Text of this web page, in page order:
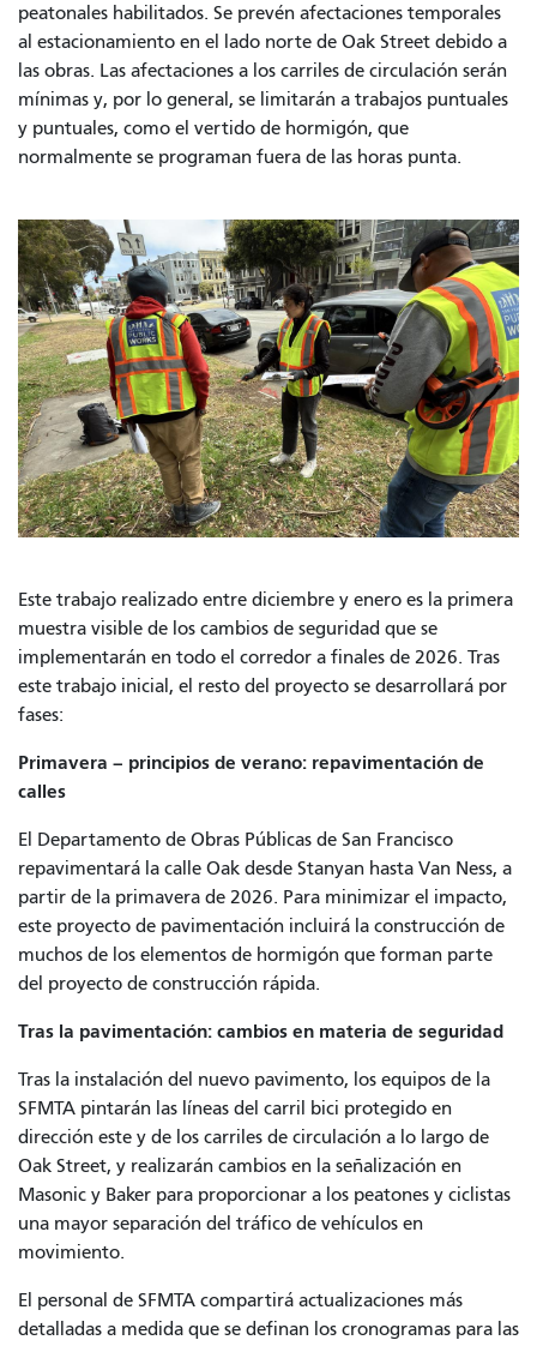
peatonales habilitados. Se prevén afectaciones temporales
al estacionamiento en el lado norte de Oak Street debido a
las obras. Las afectaciones a los carriles de circulación serán
mínimas y, por lo general, se limitarán a trabajos puntuales
y puntuales, como el vertido de hormigón, que
normalmente se programan fuera de las horas punta.
Este trabajo realizado entre diciembre y enero es la primera
muestra visible de los cambios de seguridad que se
implementarán en todo el corredor a finales de 2026. Tras
este trabajo inicial, el resto del proyecto se desarrollará por
fases:
Primavera – principios de verano: repavimentación de
calles
El Departamento de Obras Públicas de San Francisco
repavimentará la calle Oak desde Stanyan hasta Van Ness, a
partir de la primavera de 2026. Para minimizar el impacto,
este proyecto de pavimentación incluirá la construcción de
muchos de los elementos de hormigón que forman parte
del proyecto de construcción rápida.
Tras la pavimentación: cambios en materia de seguridad
Tras la instalación del nuevo pavimento, los equipos de la
SFMTA pintarán las líneas del carril bici protegido en
dirección este y de los carriles de circulación a lo largo de
Oak Street, y realizarán cambios en la señalización en
Masonic y Baker para proporcionar a los peatones y ciclistas
una mayor separación del tráfico de vehículos en
movimiento.
El personal de SFMTA compartirá actualizaciones más
detalladas a medida que se definan los cronogramas para las